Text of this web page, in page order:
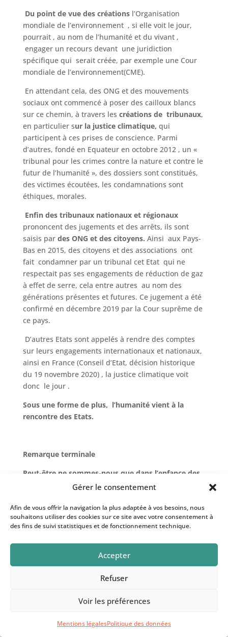
Gérer le consentement
Afin de vous offrir la navigation la plus adaptée à vos besoins, nous
souhaitons utiliser des cookies sur ce site avec votre consentement à
des fins de suivi statistiques et de fonctionnement technique.
Accepter
Refuser
Voir les préférences
Mentions légalesPolitique des données
Du point de vue des créations l’Organisation
mondiale de l’environnement , si elle voit le jour,
pourrait , au nom de l’humanité et du vivant ,
engager un recours devant une juridiction
spécifique qui serait créée, par exemple une Cour
mondiale de l’environnement(CME).
En attendant cela, des ONG et des mouvements
sociaux ont commencé à poser des cailloux blancs
sur ce chemin, à travers les créations de tribunaux,
en particulier sur la justice climatique, qui
participent à ces prises de conscience. Parmi
d’autres, fondé en Equateur en octobre 2012 , un «
tribunal pour les crimes contre la nature et contre le
futur de l’humanité », des dossiers sont constitués,
des victimes écoutées, les condamnations sont
éthiques, morales.
Enfin des tribunaux nationaux et régionaux
prononcent des jugements et des arrêts, ils sont
saisis par des ONG et des citoyens. Ainsi aux Pays-
Bas en 2015, des citoyens et des associations ont
fait condamner par un tribunal cet Etat qui ne
respectait pas ses engagements de réduction de gaz
à effet de serre, cela entre autres au nom des
générations présentes et futures. Ce jugement a été
confirmé en décembre 2019 par la Cour suprême de
ce pays.
D’autres Etats sont appelés à rendre des comptes
sur leurs engagements internationaux et nationaux,
ainsi en France (Conseil d’Etat, décision historique
du 19 novembre 2020) , la justice climatique voit
donc le jour .
Sous une forme de plus, l’humanité vient à la
rencontre des Etats.
Remarque terminale
Peut-être ne sommes-nous que dans l’enfance des
droits de l’humanité ?
On ne peut s’empêcher de penser qu’il est grand
temps (déjà tard mais encore temps) que cet
avènement voit le jour. L’enjeu est , très
de l’humanité et d’une grande partie du vivant.
Ces droits , avec ceux des personnes, des peuples
et de la nature, contribueront-ils à passer, de
Au trésor des souffles © 2026 - Illustration: Curioso